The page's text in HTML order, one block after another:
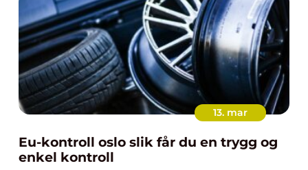
13. mar
Eu-kontroll oslo slik får du en trygg og
enkel kontroll